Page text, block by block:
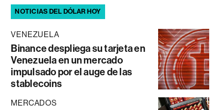
NOTICIAS DEL DÓLAR HOY
VENEZUELA
Binance despliega su tarjeta en
Venezuela en un mercado
impulsado por el auge de las
stablecoins
MERCADOS